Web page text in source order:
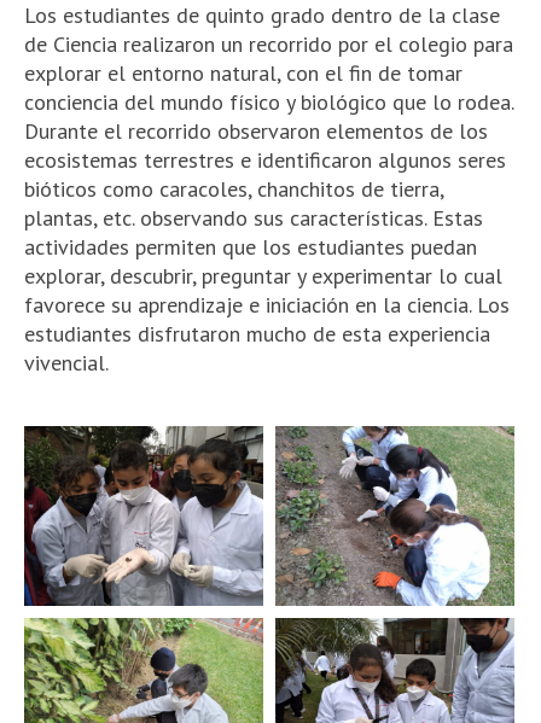
Los estudiantes de quinto grado dentro de la clase
de Ciencia realizaron un recorrido por el colegio para
explorar el entorno natural, con el fin de tomar
conciencia del mundo físico y biológico que lo rodea.
Durante el recorrido observaron elementos de los
ecosistemas terrestres e identificaron algunos seres
bióticos como caracoles, chanchitos de tierra,
plantas, etc. observando sus características. Estas
actividades permiten que los estudiantes puedan
explorar, descubrir, preguntar y experimentar lo cual
favorece su aprendizaje e iniciación en la ciencia. Los
estudiantes disfrutaron mucho de esta experiencia
vivencial.